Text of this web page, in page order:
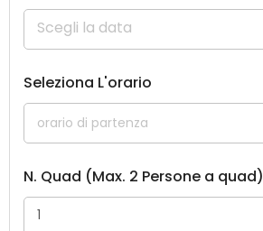
Seleziona L'orario
N. Quad (Max. 2 Persone a quad)